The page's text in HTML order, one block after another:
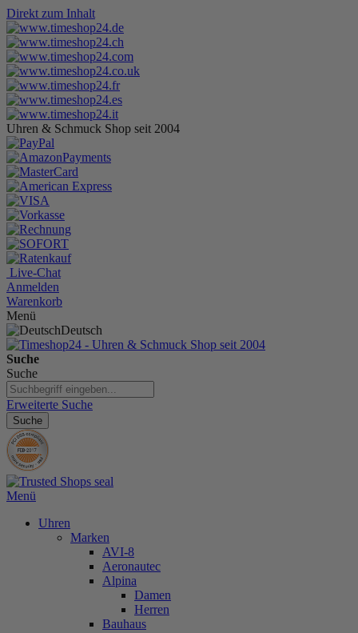
Direkt zum Inhalt
Uhren & Schmuck Shop seit 2004
Live-Chat
Anmelden
Warenkorb
Menü
Deutsch
Suche
Suche
Erweiterte Suche
Suche
Menü
Uhren
Marken
AVI-8
Aeronautec
Alpina
Damen
Herren
Bauhaus